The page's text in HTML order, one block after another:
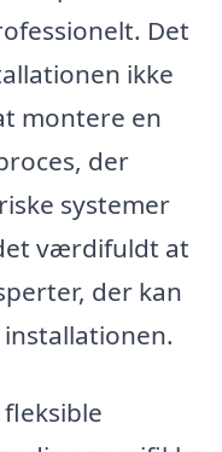
Det
ikke
montere en
der
systemer
værdifuldt at
der kan